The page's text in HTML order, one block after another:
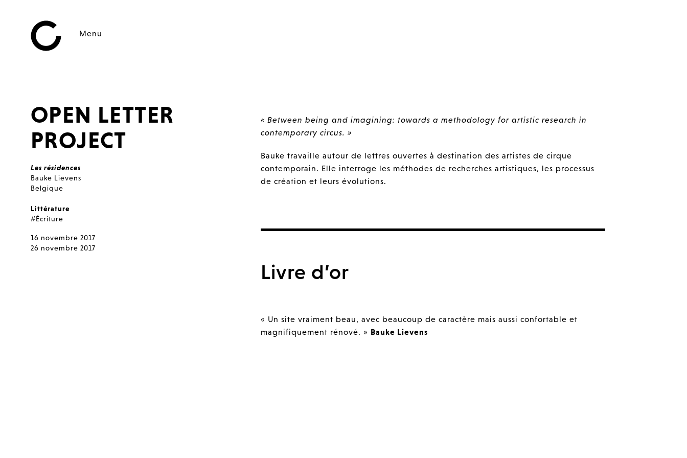
Menu
OPEN LETTER
PROJECT
Les résidences
Bauke Lievens
Belgique
Littérature
#Écriture
16 novembre 2017
26 novembre 2017
« Between being and imagining: towards a methodology for artistic research in
contemporary circus. »
Bauke travaille autour de lettres ouvertes à destination des artistes de cirque
contemporain. Elle interroge les méthodes de recherches artistiques, les processus
de création et leurs évolutions.
Livre d’or
« Un site vraiment beau, avec beaucoup de caractère mais aussi confortable et
magnifiquement rénové. » Bauke Lievens